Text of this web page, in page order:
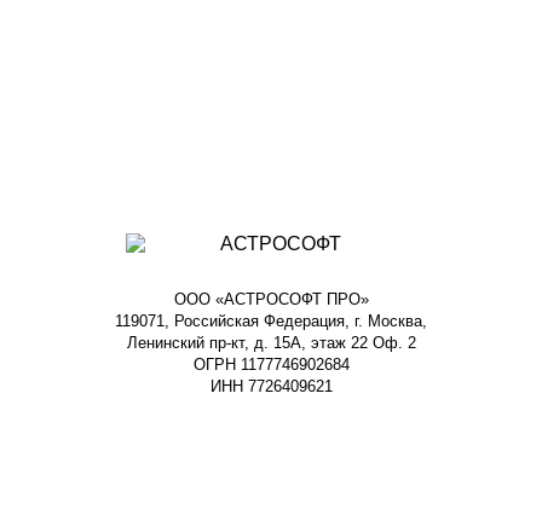
ООО «АСТРОСОФТ ПРО»
119071, Российская Федерация, г. Москва,
Ленинский пр-кт, д. 15А, этаж 22 Оф. 2
ОГРН 1177746902684
ИНН 7726409621